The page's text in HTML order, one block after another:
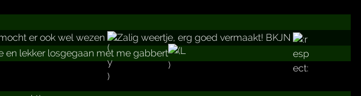
er ook wel wezen Zalig weertje, erg goed vermaakt! BKJN
en lekker losgegaan met me gabbert